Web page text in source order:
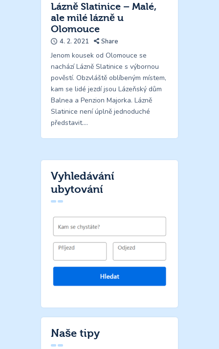
Lázně Slatinice – Malé,
ale milé lázně u
Olomouce
4. 2. 2021 Share
Jenom kousek od Olomouce se
nachází Lázně Slatinice s výbornou
pověstí. Obzvláště oblíbeným místem,
kam se lidé jezdí jsou Lázeňský dům
Balnea a Penzion Majorka. Lázně
Slatinice není úplně jednoduché
představit.…
Vyhledávání
ubytování
Naše tipy